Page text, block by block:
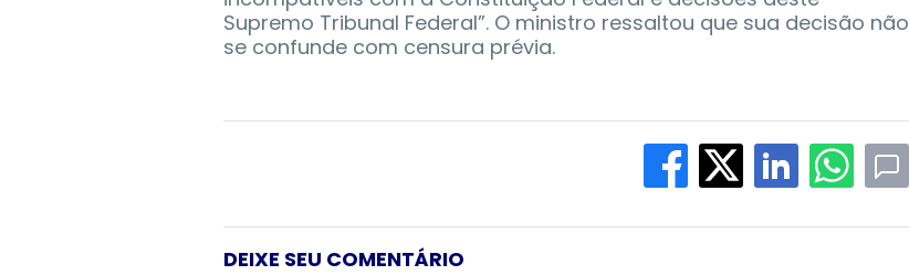
Supremo Tribunal Federal”. O ministro ressaltou que sua decisão não
se confunde com censura prévia.
DEIXE SEU COMENTÁRIO